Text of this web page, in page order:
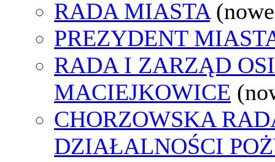
RADA MIASTA
PREZYDENT
RADA I ZARZĄD
MACIEJKOWICE
CHORZOWSKA
DZIAŁALNOŚCI